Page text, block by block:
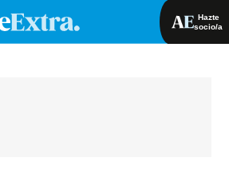
Hazte
socio/a